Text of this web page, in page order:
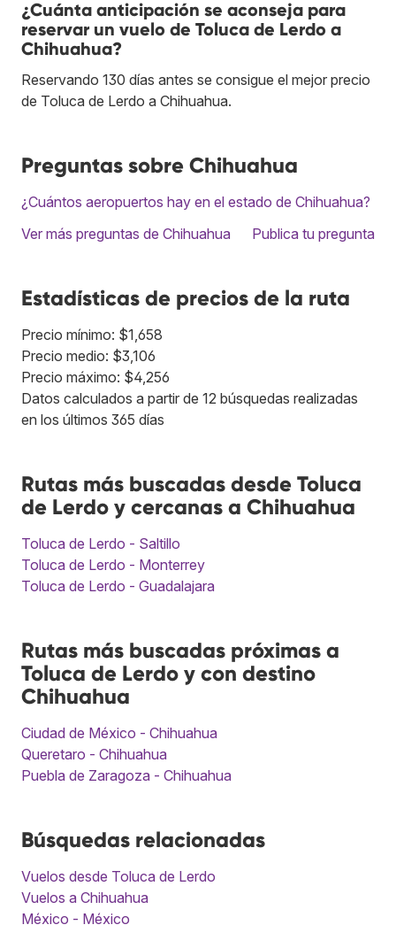
¿Cuánta anticipación se aconseja para
reservar un vuelo de Toluca de Lerdo a
Chihuahua?
Reservando 130 días antes se consigue el mejor precio
de Toluca de Lerdo a Chihuahua.
Preguntas sobre Chihuahua
¿Cuántos aeropuertos hay en el estado de Chihuahua?
Ver más preguntas de Chihuahua
Publica tu pregunta
Estadísticas de precios de la ruta
Precio mínimo: $1,658
Precio medio: $3,106
Precio máximo: $4,256
Datos calculados a partir de 12 búsquedas realizadas
en los últimos 365 días
Rutas más buscadas desde Toluca
de Lerdo y cercanas a Chihuahua
Toluca de Lerdo - Saltillo
Toluca de Lerdo - Monterrey
Toluca de Lerdo - Guadalajara
Rutas más buscadas próximas a
Toluca de Lerdo y con destino
Chihuahua
Ciudad de México - Chihuahua
Queretaro - Chihuahua
Puebla de Zaragoza - Chihuahua
Búsquedas relacionadas
Vuelos desde Toluca de Lerdo
Vuelos a Chihuahua
México - México